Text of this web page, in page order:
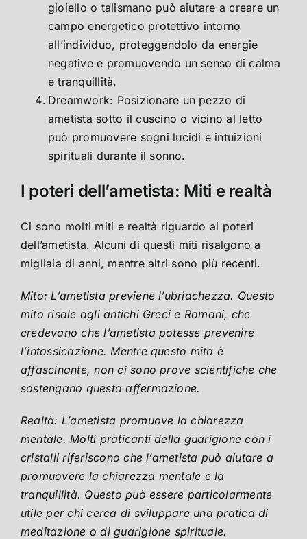
gioiello o talismano può aiutare a creare un
campo energetico protettivo intorno
all’individuo, proteggendolo da energie
negative e promuovendo un senso di calma
e tranquillità.
Dreamwork: Posizionare un pezzo di
ametista sotto il cuscino o vicino al letto
può promuovere sogni lucidi e intuizioni
spirituali durante il sonno.
I poteri dell’ametista: Miti e realtà
Ci sono molti miti e realtà riguardo ai poteri
dell’ametista. Alcuni di questi miti risalgono a
migliaia di anni, mentre altri sono più recenti.
Mito: L’ametista previene l’ubriachezza. Questo
mito risale agli antichi Greci e Romani, che
credevano che l’ametista potesse prevenire
l’intossicazione. Mentre questo mito è
affascinante, non ci sono prove scientifiche che
sostengano questa affermazione.
Realtà: L’ametista promuove la chiarezza
mentale. Molti praticanti della guarigione con i
cristalli riferiscono che l’ametista può aiutare a
promuovere la chiarezza mentale e la
tranquillità. Questo può essere particolarmente
utile per chi cerca di sviluppare una pratica di
meditazione o di guarigione spirituale.